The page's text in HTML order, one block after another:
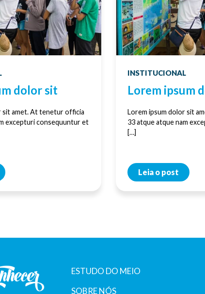
dolor sit
sit amet. At tenetur officia
excepturi consequuntur et
INSTITUCIONAL
Lorem ipsum
Lorem ipsum dolor sit
33 atque atque nam
[…]
Leia o post
ESTUDO DO MEIO
SOBRE NÓS